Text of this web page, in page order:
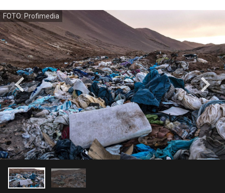
FOTO: Profimedia